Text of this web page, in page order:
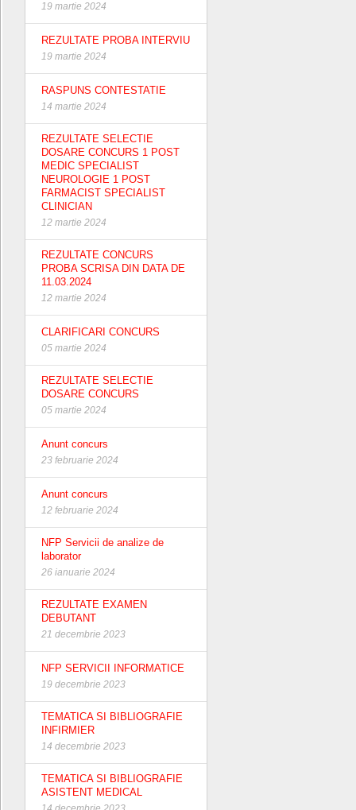
19 martie 2024
REZULTATE PROBA INTERVIU
19 martie 2024
RASPUNS CONTESTATIE
14 martie 2024
REZULTATE SELECTIE
DOSARE CONCURS 1 POST
MEDIC SPECIALIST
NEUROLOGIE 1 POST
FARMACIST SPECIALIST
CLINICIAN
12 martie 2024
REZULTATE CONCURS
PROBA SCRISA DIN DATA DE
11.03.2024
12 martie 2024
CLARIFICARI CONCURS
05 martie 2024
REZULTATE SELECTIE
DOSARE CONCURS
05 martie 2024
Anunt concurs
23 februarie 2024
Anunt concurs
12 februarie 2024
NFP Servicii de analize de
laborator
26 ianuarie 2024
REZULTATE EXAMEN
DEBUTANT
21 decembrie 2023
NFP SERVICII INFORMATICE
19 decembrie 2023
TEMATICA SI BIBLIOGRAFIE
INFIRMIER
14 decembrie 2023
TEMATICA SI BIBLIOGRAFIE
ASISTENT MEDICAL